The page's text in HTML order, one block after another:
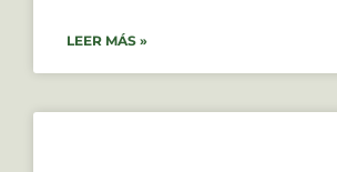
LEER MÁS »